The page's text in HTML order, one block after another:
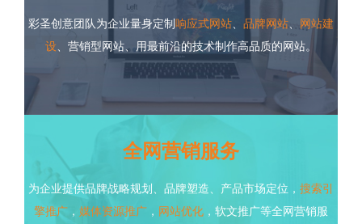
彩圣创意团队为企业量身定制响应式网站、 品牌网站、 网站建
设、营销型网站、用最前沿的技术制作高品质的网站。
全网营销服务
为企业提供品牌战略规划、品牌塑造、产品市场定位， 搜索引
擎推广 ， 媒体资源推广 ， 网站优化 ，软文推广等全网营销服